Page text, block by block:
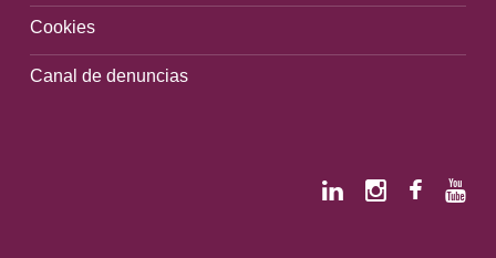
Cookies
Canal de denuncias